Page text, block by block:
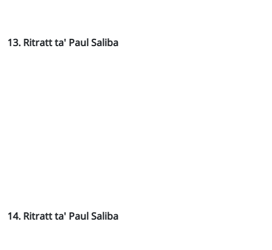
13. Ritratt ta' Paul Saliba
14. Ritratt ta' Paul Saliba